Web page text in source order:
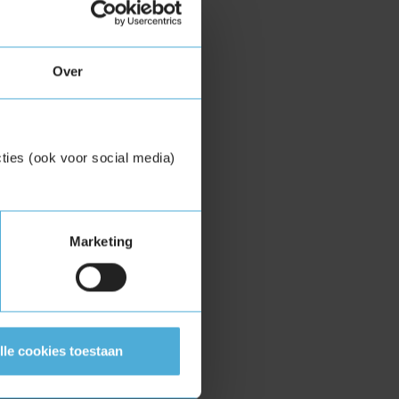
Over
(ook voor social media)
Marketing
cookies toestaan